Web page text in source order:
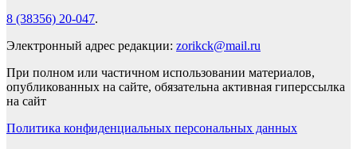
8 (38356) 20-047.
Электронный адрес редакции: zorikck@mail.ru
При полном или частичном использовании материалов,
опубликованных на сайте, обязательна активная гиперссылка
на сайт
Политика конфиденциальных персональных данных